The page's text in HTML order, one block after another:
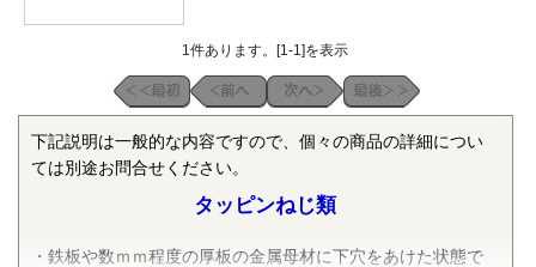
1件あります。[1-1]を表示
下記説明は一般的な内容ですので、個々の商品の詳細につい
ては別途お問合せください。
タッピンねじ類
・鉄板や数ｍｍ程度の厚板の金属母材に下穴をあけた状態で